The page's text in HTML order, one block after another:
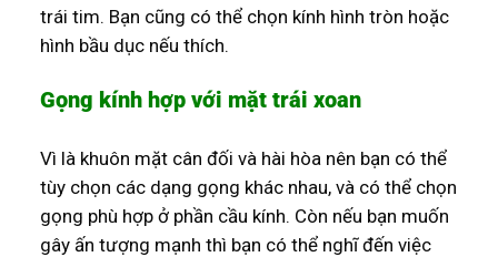
trái tim. Bạn cũng có thể chọn kính hình tròn hoặc
hình bầu dục nếu thích.
Gọng kính hợp với mặt trái xoan
Vì là khuôn mặt cân đối và hài hòa nên bạn có thể
tùy chọn các dạng gọng khác nhau, và có thể chọn
gọng phù hợp ở phần cầu kính. Còn nếu bạn muốn
gây ấn tượng mạnh thì bạn có thể nghĩ đến việc